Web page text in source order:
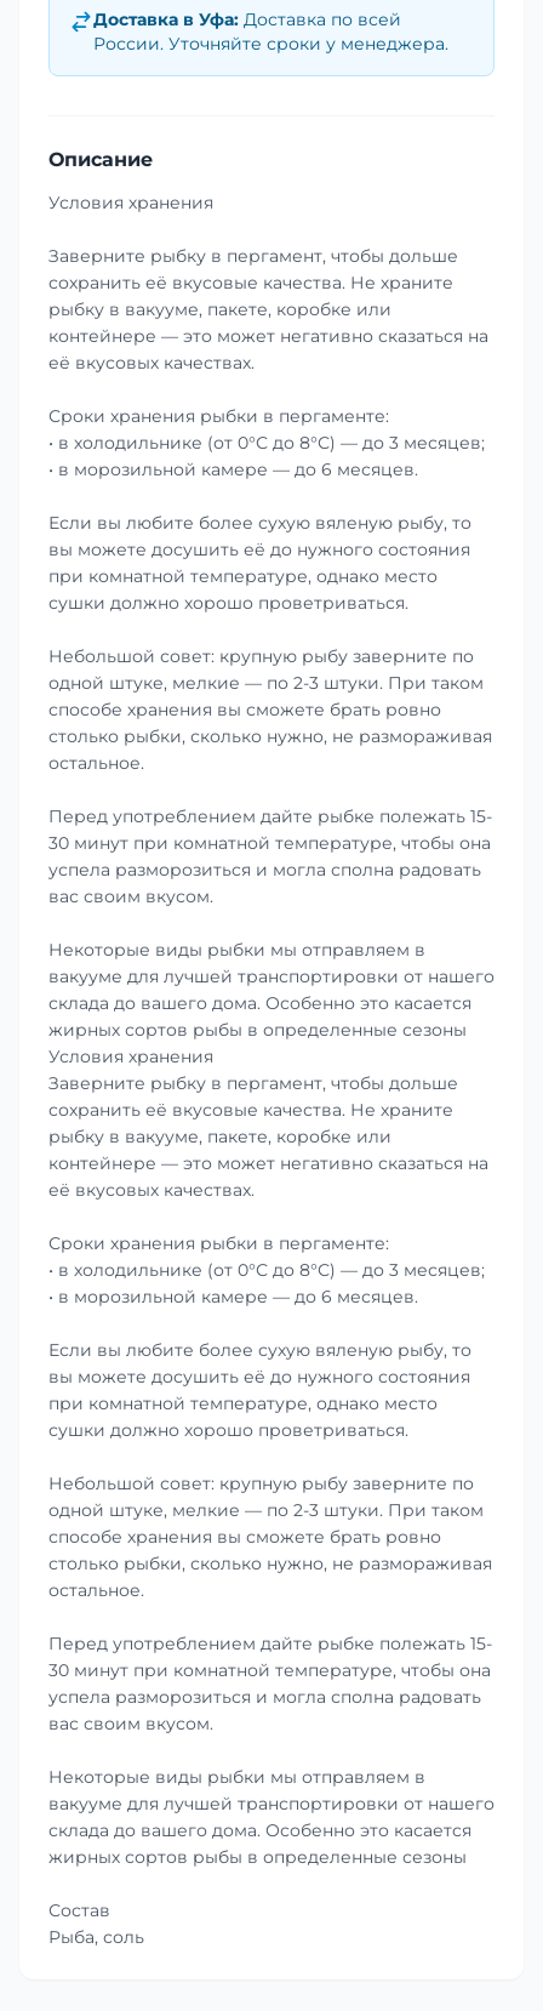
Доставка в Уфа: Доставка по всей
России. Уточняйте сроки у менеджера.
Описание
Условия хранения
Заверните рыбку в пергамент, чтобы дольше
сохранить её вкусовые качества. Не храните
рыбку в вакууме, пакете, коробке или
контейнере — это может негативно сказаться на
её вкусовых качествах.
Сроки хранения рыбки в пергаменте:
• в холодильнике (от 0°С до 8°С) — до 3 месяцев;
• в морозильной камере — до 6 месяцев.
Если вы любите более сухую вяленую рыбу, то
вы можете досушить её до нужного состояния
при комнатной температуре, однако место
сушки должно хорошо проветриваться.
Небольшой совет: крупную рыбу заверните по
одной штуке, мелкие — по 2-3 штуки. При таком
способе хранения вы сможете брать ровно
столько рыбки, сколько нужно, не размораживая
остальное.
Перед употреблением дайте рыбке полежать 15-
30 минут при комнатной температуре, чтобы она
успела разморозиться и могла сполна радовать
вас своим вкусом.
Некоторые виды рыбки мы отправляем в
вакууме для лучшей транспортировки от нашего
склада до вашего дома. Особенно это касается
жирных сортов рыбы в определенные сезоны
Условия хранения
Заверните рыбку в пергамент, чтобы дольше
сохранить её вкусовые качества. Не храните
рыбку в вакууме, пакете, коробке или
контейнере — это может негативно сказаться на
её вкусовых качествах.
Сроки хранения рыбки в пергаменте:
• в холодильнике (от 0°С до 8°С) — до 3 месяцев;
• в морозильной камере — до 6 месяцев.
Если вы любите более сухую вяленую рыбу, то
вы можете досушить её до нужного состояния
при комнатной температуре, однако место
сушки должно хорошо проветриваться.
Небольшой совет: крупную рыбу заверните по
одной штуке, мелкие — по 2-3 штуки. При таком
способе хранения вы сможете брать ровно
столько рыбки, сколько нужно, не размораживая
остальное.
Перед употреблением дайте рыбке полежать 15-
30 минут при комнатной температуре, чтобы она
успела разморозиться и могла сполна радовать
вас своим вкусом.
Некоторые виды рыбки мы отправляем в
вакууме для лучшей транспортировки от нашего
склада до вашего дома. Особенно это касается
жирных сортов рыбы в определенные сезоны
Состав
Рыба, соль